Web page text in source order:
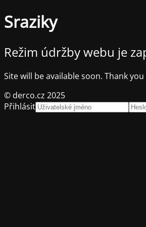
Sraziky
Režim údržby webu je
Site will be available soon. Thank
© derco.cz 2025
Přihlásit